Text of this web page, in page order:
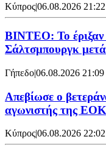
Κύπρος|06.08.2026 21:22
ΒΙΝΤΕΟ: Το έριξαν
Σάλτσμπουργκ
Γήπεδο|06.08.2026 21:09
Απεβίωσε ο
αγωνιστής της
Κύπρος|06.08.2026 22:02